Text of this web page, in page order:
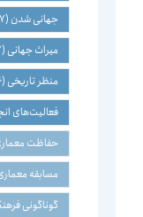
جهانی شدن (17)
میراث جهانی (17)
منظر تاریخی (16)
فعالیت‌های
حفاظت
مسابقه
گوناگونی